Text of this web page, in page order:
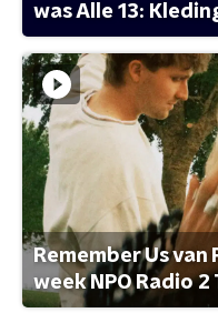
was Alle 13:
Remember Us van
week NPO Radio 2